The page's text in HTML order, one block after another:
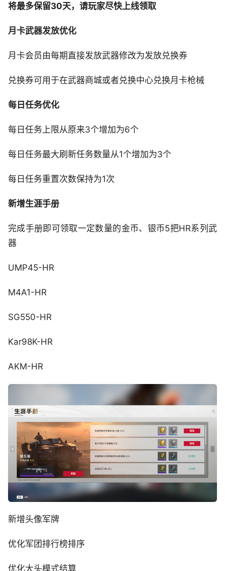
将最多保留30天，请玩家尽快上线领取
月卡武器发放优化
月卡会员由每期直接发放武器修改为发放兑换券
兑换券可用于在武器商城或者兑换中心兑换月卡枪械
每日任务优化
每日任务上限从原来3个增加为6个
每日任务最大刷新任务数量从1个增加为3个
每日任务重置次数保持为1次
新增生涯手册
完成手册即可领取一定数量的金币、银币5把HR系列武
器
UMP45-HR
M4A1-HR
SG550-HR
Kar98K-HR
AKM-HR
新增头像军牌
优化军团排行榜排序
优化大头模式结算